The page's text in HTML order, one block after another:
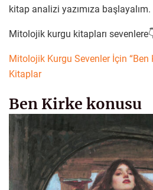
kitap analizi yazımıza başlayalım.
Mitolojik kurgu kitapları
Mitolojik Kurgu Sevenler İçin “Ben
Kitaplar
Ben Kirke konusu